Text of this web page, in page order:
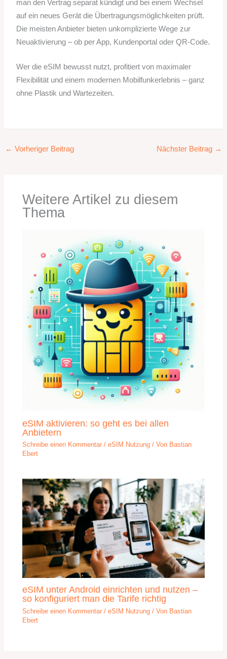
man den Vertrag separat kündigt und bei einem Wechsel
auf ein neues Gerät die Übertragungsmöglichkeiten prüft.
Die meisten Anbieter bieten unkomplizierte Wege zur
Neuaktivierung – ob per App, Kundenportal oder QR-Code.
Wer die eSIM bewusst nutzt, profitiert von maximaler
Flexibilität und einem modernen Mobilfunkerlebnis – ganz
ohne Plastik und Wartezeiten.
← Vorheriger Beitrag Nächster Beitrag →
Weitere Artikel zu diesem
Thema
eSIM aktivieren: so geht es bei allen
Anbietern
Schreibe einen Kommentar /eSIM Nutzung / Von Bastian
Ebert
eSIM unter Android einrichten und nutzen –
so konfiguriert man die Tarife richtig
Schreibe einen Kommentar /eSIM Nutzung / Von Bastian
Ebert